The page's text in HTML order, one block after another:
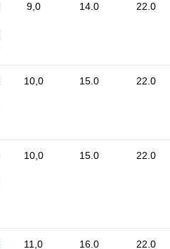
9,0 14.0 22.0
10,0 15.0 22.0
10,0 15.0 22.0
11,0 16.0 22.0